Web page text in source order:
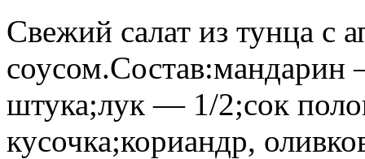
Свежий салат из тунца с
штука;лук — 1/2;сок
кусочка;кориандр,